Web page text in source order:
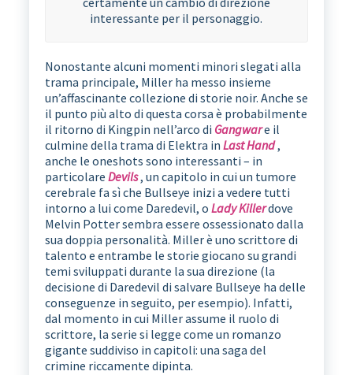
interessante per il personaggio.
Nonostante alcuni momenti minori slegati alla
trama principale, Miller ha messo insieme
un’affascinante collezione di storie noir. Anche se
il punto più alto di questa corsa è probabilmente
il ritorno di Kingpin nell’arco di Gangware il
culmine della trama di Elektra in Last Hand,
anche le oneshots sono interessanti – in
particolare Devils, un capitolo in cui un tumore
cerebrale fa sì che Bullseye inizi a vedere tutti
intorno a lui come Daredevil, o Lady Killerdove
Melvin Potter sembra essere ossessionato dalla
sua doppia personalità. Miller è uno scrittore di
talento e entrambe le storie giocano su grandi
temi sviluppati durante la sua direzione (la
decisione di Daredevil di salvare Bullseye ha delle
conseguenze in seguito, per esempio). Infatti,
dal momento in cui Miller assume il ruolo di
scrittore, la serie si legge come un romanzo
gigante suddiviso in capitoli: una saga del
crimine riccamente dipinta.